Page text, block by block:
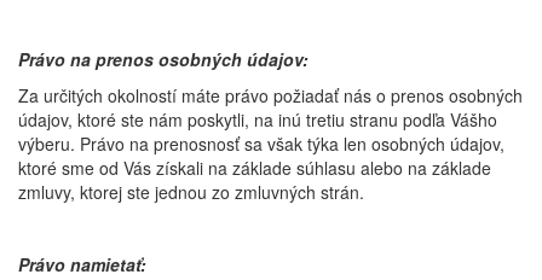
Právo na prenos osobných údajov:
Za určitých okolností máte právo požiadať nás o prenos osobných
údajov, ktoré ste nám poskytli, na inú tretiu stranu podľa Vášho
výberu. Právo na prenosnosť sa však týka len osobných údajov,
ktoré sme od Vás získali na základe súhlasu alebo na základe
zmluvy, ktorej ste jednou zo zmluvných strán.
Právo namietať: